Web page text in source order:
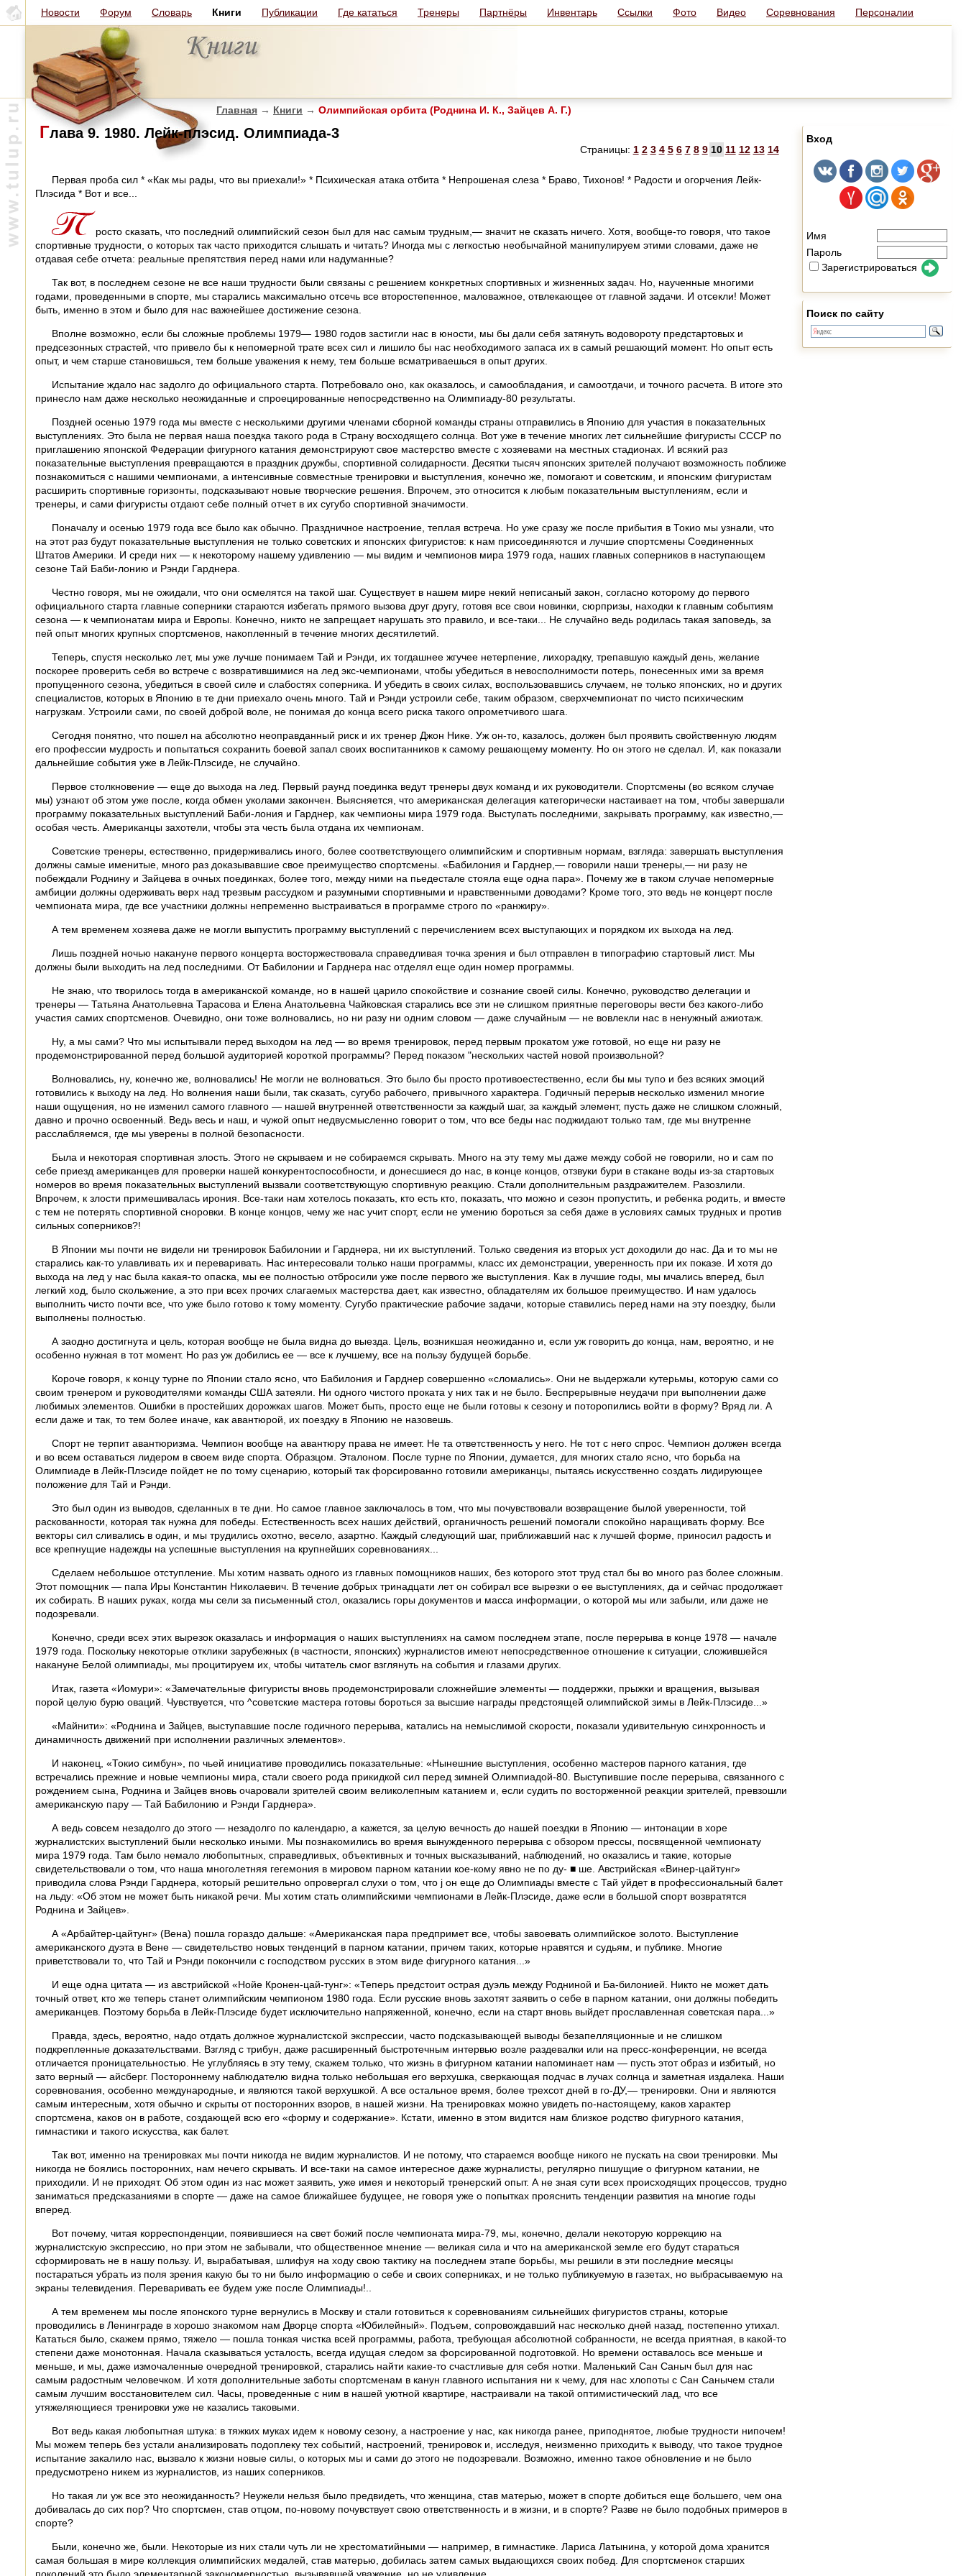
Новости Форум Словарь Книги Публикации Где кататься Тренеры Партнёры Инвентарь Ссылки Фото Видео Соревнования Персоналии
Главная → Книги → Олимпийская орбита (Роднина И. К., Зайцев А. Г.)
Глава 9. 1980. Лейк-плэсид. Олимпиада-3
Страницы: 1 2 3 4 5 6 7 8 9 10 11 12 13 14
Первая проба сил * «Как мы рады, что вы приехали!» * Психическая атака отбита * Непрошеная слеза * Браво, Тихонов! * Радости и огорчения Лейк-
Плэсида * Вот и все...
росто сказать, что последний олимпийский сезон был для нас самым трудным,— значит не сказать ничего. Хотя, вообще-то говоря, что такое
спортивные трудности, о которых так часто приходится слышать и читать? Иногда мы с легкостью необычайной манипулируем этими словами, даже не
отдавая себе отчета: реальные препятствия перед нами или надуманные?
Так вот, в последнем сезоне не все наши трудности были связаны с решением конкретных спортивных и жизненных задач. Но, наученные многими
годами, проведенными в спорте, мы старались максимально отсечь все второстепенное, маловажное, отвлекающее от главной задачи. И отсекли! Может
быть, именно в этом и было для нас важнейшее достижение сезона.
Вполне возможно, если бы сложные проблемы 1979— 1980 годов застигли нас в юности, мы бы дали себя затянуть водовороту предстартовых и
предсезонных страстей, что привело бы к непомерной трате всех сил и лишило бы нас необходимого запаса их в самый решающий момент. Но опыт есть
опыт, и чем старше становишься, тем больше уважения к нему, тем больше всматриваешься в опыт других.
Испытание ждало нас задолго до официального старта. Потребовало оно, как оказалось, и самообладания, и самоотдачи, и точного расчета. В итоге это
принесло нам даже несколько неожиданные и спроецированные непосредственно на Олимпиаду-80 результаты.
Поздней осенью 1979 года мы вместе с несколькими другими членами сборной команды страны отправились в Японию для участия в показательных
выступлениях. Это была не первая наша поездка такого рода в Страну восходящего солнца. Вот уже в течение многих лет сильнейшие фигуристы СССР по
приглашению японской Федерации фигурного катания демонстрируют свое мастерство вместе с хозяевами на местных стадионах. И всякий раз
показательные выступления превращаются в праздник дружбы, спортивной солидарности. Десятки тысяч японских зрителей получают возможность поближе
познакомиться с нашими чемпионами, а интенсивные совместные тренировки и выступления, конечно же, помогают и советским, и японским фигуристам
расширить спортивные горизонты, подсказывают новые творческие решения. Впрочем, это относится к любым показательным выступлениям, если и
тренеры, и сами фигуристы отдают себе полный отчет в их сугубо спортивной значимости.
Поначалу и осенью 1979 года все было как обычно. Праздничное настроение, теплая встреча. Но уже сразу же после прибытия в Токио мы узнали, что
на этот раз будут показательные выступления не только советских и японских фигуристов: к нам присоединяются и лучшие спортсмены Соединенных
Штатов Америки. И среди них — к некоторому нашему удивлению — мы видим и чемпионов мира 1979 года, наших главных соперников в наступающем
сезоне Тай Баби-лонию и Рэнди Гарднера.
Честно говоря, мы не ожидали, что они осмелятся на такой шаг. Существует в нашем мире некий неписаный закон, согласно которому до первого
официального старта главные соперники стараются избегать прямого вызова друг другу, готовя все свои новинки, сюрпризы, находки к главным событиям
сезона — к чемпионатам мира и Европы. Конечно, никто не запрещает нарушать это правило, и все-таки... Не случайно ведь родилась такая заповедь, за
пей опыт многих крупных спортсменов, накопленный в течение многих десятилетий.
Теперь, спустя несколько лет, мы уже лучше понимаем Тай и Рэнди, их тогдашнее жгучее нетерпение, лихорадку, трепавшую каждый день, желание
поскорее проверить себя во встрече с возвратившимися на лед экс-чемпионами, чтобы убедиться в невосполнимости потерь, понесенных ими за время
пропущенного сезона, убедиться в своей силе и слабостях соперника. И убедить в своих силах, воспользовавшись случаем, не только японских, но и других
специалистов, которых в Японию в те дни приехало очень много. Тай и Рэнди устроили себе, таким образом, сверхчемпионат по чисто психическим
нагрузкам. Устроили сами, по своей доброй воле, не понимая до конца всего риска такого опрометчивого шага.
Сегодня понятно, что пошел на абсолютно неоправданный риск и их тренер Джон Нике. Уж он-то, казалось, должен был проявить свойственную людям
его профессии мудрость и попытаться сохранить боевой запал своих воспитанников к самому решающему моменту. Но он этого не сделал. И, как показали
дальнейшие события уже в Лейк-Плэсиде, не случайно.
Первое столкновение — еще до выхода на лед. Первый раунд поединка ведут тренеры двух команд и их руководители. Спортсмены (во всяком случае
мы) узнают об этом уже после, когда обмен уколами закончен. Выясняется, что американская делегация категорически настаивает на том, чтобы завершали
программу показательных выступлений Баби-лония и Гарднер, как чемпионы мира 1979 года. Выступать последними, закрывать программу, как известно,—
особая честь. Американцы захотели, чтобы эта честь была отдана их чемпионам.
Советские тренеры, естественно, придерживались иного, более соответствующего олимпийским и спортивным нормам, взгляда: завершать выступления
должны самые именитые, много раз доказывавшие свое преимущество спортсмены. «Бабилония и Гарднер,— говорили наши тренеры,— ни разу не
побеждали Роднину и Зайцева в очных поединках, более того, между ними на пьедестале стояла еще одна пара». Почему же в таком случае непомерные
амбиции должны одерживать верх над трезвым рассудком и разумными спортивными и нравственными доводами? Кроме того, это ведь не концерт после
чемпионата мира, где все участники должны непременно выстраиваться в программе строго по «ранжиру».
А тем временем хозяева даже не могли выпустить программу выступлений с перечислением всех выступающих и порядком их выхода на лед.
Лишь поздней ночью накануне первого концерта восторжествовала справедливая точка зрения и был отправлен в типографию стартовый лист. Мы
должны были выходить на лед последними. От Бабилонии и Гарднера нас отделял еще один номер программы.
Не знаю, что творилось тогда в американской команде, но в нашей царило спокойствие и сознание своей силы. Конечно, руководство делегации и
тренеры — Татьяна Анатольевна Тарасова и Елена Анатольевна Чайковская старались все эти не слишком приятные переговоры вести без какого-либо
участия самих спортсменов. Очевидно, они тоже волновались, но ни разу ни одним словом — даже случайным — не вовлекли нас в ненужный ажиотаж.
Ну, а мы сами? Что мы испытывали перед выходом на лед — во время тренировок, перед первым прокатом уже готовой, но еще ни разу не
продемонстрированной перед большой аудиторией короткой программы? Перед показом "нескольких частей новой произвольной?
Волновались, ну, конечно же, волновались! Не могли не волноваться. Это было бы просто противоестественно, если бы мы тупо и без всяких эмоций
готовились к выходу на лед. Но волнения наши были, так сказать, сугубо рабочего, привычного характера. Годичный перерыв несколько изменил многие
наши ощущения, но не изменил самого главного — нашей внутренней ответственности за каждый шаг, за каждый элемент, пусть даже не слишком сложный,
давно и прочно освоенный. Ведь весь и наш, и чужой опыт недвусмысленно говорит о том, что все беды нас поджидают только там, где мы внутренне
расслабляемся, где мы уверены в полной безопасности.
Была и некоторая спортивная злость. Этого не скрываем и не собираемся скрывать. Много на эту тему мы даже между собой не говорили, но и сам по
себе приезд американцев для проверки нашей конкурентоспособности, и донесшиеся до нас, в конце концов, отзвуки бури в стакане воды из-за стартовых
номеров во время показательных выступлений вызвали соответствующую спортивную реакцию. Стали дополнительным раздражителем. Разозлили.
Впрочем, к злости примешивалась ирония. Все-таки нам хотелось показать, кто есть кто, показать, что можно и сезон пропустить, и ребенка родить, и вместе
с тем не потерять спортивной сноровки. В конце концов, чему же нас учит спорт, если не умению бороться за себя даже в условиях самых трудных и против
сильных соперников?!
В Японии мы почти не видели ни тренировок Бабилонии и Гарднера, ни их выступлений. Только сведения из вторых уст доходили до нас. Да и то мы не
старались как-то улавливать их и переваривать. Нас интересовали только наши программы, класс их демонстрации, уверенность при их показе. И хотя до
выхода на лед у нас была какая-то опаска, мы ее полностью отбросили уже после первого же выступления. Как в лучшие годы, мы мчались вперед, был
легкий ход, было скольжение, а это при всех прочих слагаемых мастерства дает, как известно, обладателям их большое преимущество. И нам удалось
выполнить чисто почти все, что уже было готово к тому моменту. Сугубо практические рабочие задачи, которые ставились перед нами на эту поездку, были
выполнены полностью.
А заодно достигнута и цель, которая вообще не была видна до выезда. Цель, возникшая неожиданно и, если уж говорить до конца, нам, вероятно, и не
особенно нужная в тот момент. Но раз уж добились ее — все к лучшему, все на пользу будущей борьбе.
Короче говоря, к концу турне по Японии стало ясно, что Бабилония и Гарднер совершенно «сломались». Они не выдержали кутерьмы, которую сами со
своим тренером и руководителями команды США затеяли. Ни одного чистого проката у них так и не было. Беспрерывные неудачи при выполнении даже
любимых элементов. Ошибки в простейших дорожках шагов. Может быть, просто еще не были готовы к сезону и поторопились войти в форму? Вряд ли. А
если даже и так, то тем более иначе, как авантюрой, их поездку в Японию не назовешь.
Спорт не терпит авантюризма. Чемпион вообще на авантюру права не имеет. Не та ответственность у него. Не тот с него спрос. Чемпион должен всегда
и во всем оставаться лидером в своем виде спорта. Образцом. Эталоном. После турне по Японии, думается, для многих стало ясно, что борьба на
Олимпиаде в Лейк-Плэсиде пойдет не по тому сценарию, который так форсированно готовили американцы, пытаясь искусственно создать лидирующее
положение для Тай и Рэнди.
Это был один из выводов, сделанных в те дни. Но самое главное заключалось в том, что мы почувствовали возвращение былой уверенности, той
раскованности, которая так нужна для победы. Естественность всех наших действий, органичность решений помогали спокойно наращивать форму. Все
векторы сил сливались в один, и мы трудились охотно, весело, азартно. Каждый следующий шаг, приближавший нас к лучшей форме, приносил радость и
все крепнущие надежды на успешные выступления на крупнейших соревнованиях...
Сделаем небольшое отступление. Мы хотим назвать одного из главных помощников наших, без которого этот труд стал бы во много раз более сложным.
Этот помощник — папа Иры Константин Николаевич. В течение добрых тринадцати лет он собирал все вырезки о ее выступлениях, да и сейчас продолжает
их собирать. В наших руках, когда мы сели за письменный стол, оказались горы документов и масса информации, о которой мы или забыли, или даже не
подозревали.
Конечно, среди всех этих вырезок оказалась и информация о наших выступлениях на самом последнем этапе, после перерыва в конце 1978 — начале
1979 года. Поскольку некоторые отклики зарубежных (в частности, японских) журналистов имеют непосредственное отношение к ситуации, сложившейся
накануне Белой олимпиады, мы процитируем их, чтобы читатель смог взглянуть на события и глазами других.
Итак, газета «Иомури»: «Замечательные фигуристы вновь продемонстрировали сложнейшие элементы — поддержки, прыжки и вращения, вызывая
порой целую бурю оваций. Чувствуется, что ^советские мастера готовы бороться за высшие награды предстоящей олимпийской зимы в Лейк-Плэсиде...»
«Майнити»: «Роднина и Зайцев, выступавшие после годичного перерыва, катались на немыслимой скорости, показали удивительную синхронность и
динамичность движений при исполнении различных элементов».
И наконец, «Токио симбун», по чьей инициативе проводились показательные: «Нынешние выступления, особенно мастеров парного катания, где
встречались прежние и новые чемпионы мира, стали своего рода прикидкой сил перед зимней Олимпиадой-80. Выступившие после перерыва, связанного с
рождением сына, Роднина и Зайцев вновь очаровали зрителей своим великолепным катанием и, если судить по восторженной реакции зрителей, превзошли
американскую пару — Тай Бабилонию и Рэнди Гарднера».
А ведь совсем незадолго до этого — незадолго по календарю, а кажется, за целую вечность до нашей поездки в Японию — интонации в хоре
журналистских выступлений были несколько иными. Мы познакомились во время вынужденного перерыва с обзором прессы, посвященной чемпионату
мира 1979 года. Там было немало любопытных, справедливых, объективных и точных высказываний, наблюдений, но оказались и такие, которые
свидетельствовали о том, что наша многолетняя гегемония в мировом парном катании кое-кому явно не по ду- ■ ше. Австрийская «Винер-цайтунг»
приводила слова Рэнди Гарднера, который решительно опровергал слухи о том, что j он еще до Олимпиады вместе с Тай уйдет в профессиональный балет
на льду: «Об этом не может быть никакой речи. Мы хотим стать олимпийскими чемпионами в Лейк-Плэсиде, даже если в большой спорт возвратятся
Роднина и Зайцев».
А «Арбайтер-цайтунг» (Вена) пошла гораздо дальше: «Американская пара предпримет все, чтобы завоевать олимпийское золото. Выступление
американского дуэта в Вене — свидетельство новых тенденций в парном катании, причем таких, которые нравятся и судьям, и публике. Многие
приветствовали то, что Тай и Рэнди покончили с господством русских в этом виде фигурного катания...»
И еще одна цитата — из австрийской «Нойе Кронен-цай-тунг»: «Теперь предстоит острая дуэль между Родниной и Ба-билонией. Никто не может дать
точный ответ, кто же теперь станет олимпийским чемпионом 1980 года. Если русские вновь захотят заявить о себе в парном катании, они должны победить
американцев. Поэтому борьба в Лейк-Плэсиде будет исключительно напряженной, конечно, если на старт вновь выйдет прославленная советская пара...»
Правда, здесь, вероятно, надо отдать должное журналистской экспрессии, часто подсказывающей выводы безапелляционные и не слишком
подкрепленные доказательствами. Взгляд с трибун, даже расширенный быстротечным интервью возле раздевалки или на пресс-конференции, не всегда
отличается проницательностью. Не углубляясь в эту тему, скажем только, что жизнь в фигурном катании напоминает нам — пусть этот образ и избитый, но
зато верный — айсберг. Постороннему наблюдателю видна только небольшая его верхушка, сверкающая подчас в лучах солнца и заметная издалека. Наши
соревнования, особенно международные, и являются такой верхушкой. А все остальное время, более трехсот дней в го-ДУ,— тренировки. Они и являются
самым интересным, хотя обычно и скрыты от посторонних взоров, в нашей жизни. На тренировках можно увидеть по-настоящему, каков характер
спортсмена, каков он в работе, создающей всю его «форму и содержание». Кстати, именно в этом видится нам близкое родство фигурного катания,
гимнастики и такого искусства, как балет.
Так вот, именно на тренировках мы почти никогда не видим журналистов. И не потому, что стараемся вообще никого не пускать на свои тренировки. Мы
никогда не боялись посторонних, нам нечего скрывать. И все-таки на самое интересное даже журналисты, регулярно пишущие о фигурном катании, не
приходили. И не приходят. Об этом один из нас может заявить, уже имея и некоторый тренерский опыт. А не зная сути всех происходящих процессов, трудно
заниматься предсказаниями в спорте — даже на самое ближайшее будущее, не говоря уже о попытках прояснить тенденции развития на многие годы
вперед.
Вот почему, читая корреспонденции, появившиеся на свет божий после чемпионата мира-79, мы, конечно, делали некоторую коррекцию на
журналистскую экспрессию, но при этом не забывали, что общественное мнение — великая сила и что на американской земле его будут стараться
сформировать не в нашу пользу. И, вырабатывая, шлифуя на ходу свою тактику на последнем этапе борьбы, мы решили в эти последние месяцы
постараться убрать из поля зрения какую бы то ни было информацию о себе и своих соперниках, и не только публикуемую в газетах, но выбрасываемую на
экраны телевидения. Переваривать ее будем уже после Олимпиады!..
А тем временем мы после японского турне вернулись в Москву и стали готовиться к соревнованиям сильнейших фигуристов страны, которые
проводились в Ленинграде в хорошо знакомом нам Дворце спорта «Юбилейный». Подъем, сопровождавший нас несколько дней назад, постепенно утихал.
Кататься было, скажем прямо, тяжело — пошла тонкая чистка всей программы, работа, требующая абсолютной собранности, не всегда приятная, в какой-то
степени даже монотонная. Начала сказываться усталость, всегда идущая следом за форсированной подготовкой. Но времени оставалось все меньше и
меньше, и мы, даже измочаленные очередной тренировкой, старались найти какие-то счастливые для себя нотки. Маленький Сан Саныч был для нас
самым радостным человечком. И хотя дополнительные заботы спортсменам в канун главного испытания ни к чему, для нас хлопоты с Сан Санычем стали
самым лучшим восстановителем сил. Часы, проведенные с ним в нашей уютной квартире, настраивали на такой оптимистический лад, что все
утяжеляющиеся тренировки уже не казались таковыми.
Вот ведь какая любопытная штука: в тяжких муках идем к новому сезону, а настроение у нас, как никогда ранее, приподнятое, любые трудности нипочем!
Мы можем теперь без устали анализировать подоплеку тех событий, настроений, тренировок и, исследуя, неизменно приходить к выводу, что такое трудное
испытание закалило нас, вызвало к жизни новые силы, о которых мы и сами до этого не подозревали. Возможно, именно такое обновление и не было
предусмотрено никем из журналистов, из наших соперников.
Но такая ли уж все это неожиданность? Неужели нельзя было предвидеть, что женщина, став матерью, может в спорте добиться еще большего, чем она
добивалась до сих пор? Что спортсмен, став отцом, по-новому почувствует свою ответственность и в жизни, и в спорте? Разве не было подобных примеров в
спорте?
Были, конечно же, были. Некоторые из них стали чуть ли не хрестоматийными — например, в гимнастике. Лариса Латынина, у которой дома хранится
самая большая в мире коллекция олимпийских медалей, став матерью, добилась затем самых выдающихся своих побед. Для спортсменок старших
поколений это было элементарной закономерностью, вызывавшей уважение, но не удивление.
Вход
Имя
Пароль
Зарегистрироваться
Поиск по сайту